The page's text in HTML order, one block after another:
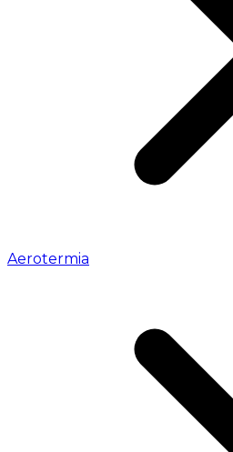
Aerotermia